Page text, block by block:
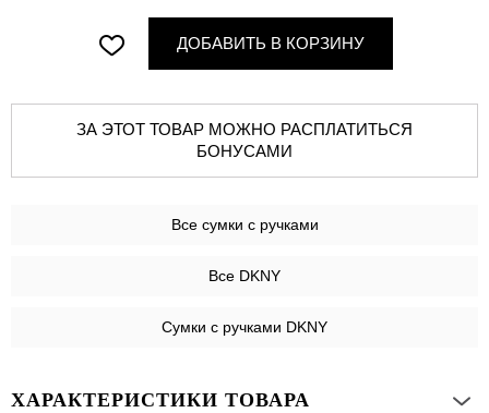
ДОБАВИТЬ В КОРЗИНУ
ЗА ЭТОТ ТОВАР МОЖНО РАСПЛАТИТЬСЯ
БОНУСАМИ
Все сумки с ручками
Все DKNY
Сумки с ручками DKNY
ХАРАКТЕРИСТИКИ ТОВАРА